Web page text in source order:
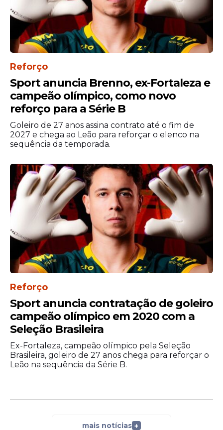
A realidade, porém, é dura. Hoje, Neymar
corre contra o tempo, contra o próprio
corpo e contra uma nova geração que
avança rápido. A vaga na Copa, que antes
parecia automática, agora virou uma
disputa aberta.
Atacante não participou
da maior parte do ciclo
para a Copa de 2026
Após a trágica eliminação no mundial de
2022, Neymar ficou de fora de alguns jogos
com a camisa da Pentacampeã mundial,
até volta, nas eliminatórias sul-americanas.
Reforço
Sport anuncia Brenno, ex-Fortaleza e
campeão olímpico, como novo
reforço para a Série B
Goleiro de 27 anos assina contrato até o fim de
2027 e chega ao Leão para reforçar o elenco na
sequência da temporada.
Reforço
Sport anuncia contratação de goleiro
campeão olímpico em 2020 com a
Seleção Brasileira
Ex-Fortaleza, campeão olímpico pela Seleção
Brasileira, goleiro de 27 anos chega para reforçar o
Leão na sequência da Série B.
mais notícias +